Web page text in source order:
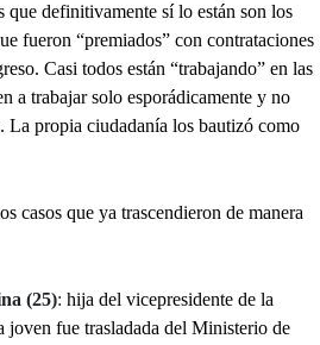
que definitivamente sí lo están son los
fueron “premiados” con contrataciones
Casi todos están “trabajando” en las
a trabajar solo esporádicamente y no
La propia ciudadanía los bautizó como
casos que ya trascendieron de manera
(25): hija del vicepresidente de la
fue trasladada del Ministerio de